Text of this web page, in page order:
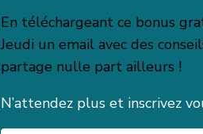
En téléchargeant ce bonus
Jeudi un email avec des
partage nulle part ailleurs !
N’attendez plus et inscrivez